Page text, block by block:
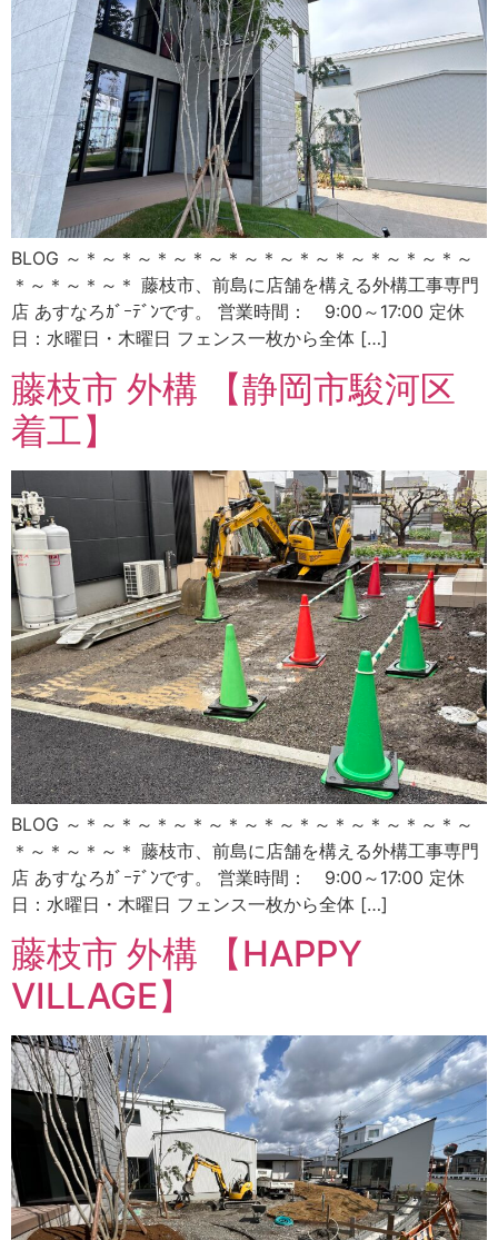
BLOG ～＊～＊～＊～＊～＊～＊～＊～＊～＊～＊～＊～
＊～＊～＊～＊ 藤枝市、前島に店舗を構える外構工事専門
店 あすなろｶﾞｰﾃﾞﾝです。 営業時間： 9:00～17:00 定休
日：水曜日・木曜日 フェンス一枚から全体 […]
藤枝市 外構 【静岡市駿河区
着工】
BLOG ～＊～＊～＊～＊～＊～＊～＊～＊～＊～＊～＊～
＊～＊～＊～＊ 藤枝市、前島に店舗を構える外構工事専門
店 あすなろｶﾞｰﾃﾞﾝです。 営業時間： 9:00～17:00 定休
日：水曜日・木曜日 フェンス一枚から全体 […]
藤枝市 外構 【HAPPY
VILLAGE】